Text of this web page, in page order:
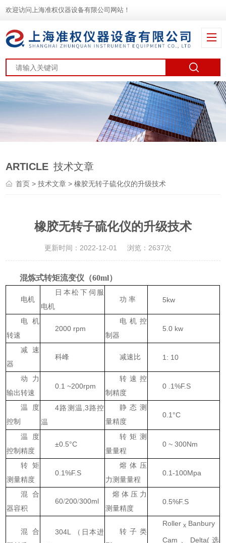
欢迎访问上海准权仪器设备有限公司网站！
ARTICLE 技术文章
首页 >技术文章 > 橡胶无转子硫化仪的升级技术
橡胶无转子硫化仪的升级技术
更新时间：2022-12-01 浏览：2637次
混炼式转矩流变仪（60ml）
电机
日本松下 伺服
电机
功 率 5kw
电机
转速
2000 rpm
电机控
制器
5.0 kw
减速
器
科峰 减速比 1: 10
动力
输出转速
0.1 ~200rpm
转速控
制精度
0 .1%F.S
温度
控制
4路测温 ,3 路控
温
静态测
量精度
0.1°C
温度
控制精度
±0.5°C
转矩测
量量程
0 ~ 300Nm
转矩
测量精度
0.1%F.S
熔体 压
力测量量程
0.1-100Mpa
混合
器容积
60/200/300ml
熔体 压力
测量精度
0.5%F.S
混合
304L
（日本进
转子类
Rollerx Banbury
Cam 、 Delta(选